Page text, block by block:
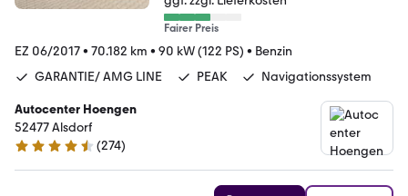
Fairer Preis
EZ 06/2017• 70.182 km • 90 kW (122 PS) • Benzin
GARANTIE/ AMG LINE
PEAK Navigationssystem
Autocenter Hoengen
52477 Alsdorf
4.5 Sterne
(274)